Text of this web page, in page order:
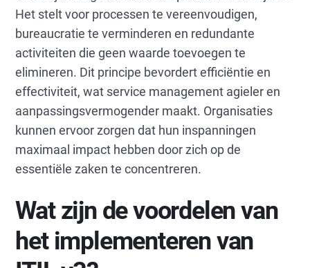
Het stelt voor processen te vereenvoudigen,
bureaucratie te verminderen en redundante
activiteiten die geen waarde toevoegen te
elimineren. Dit principe bevordert efficiëntie en
effectiviteit, wat service management agieler en
aanpassingsvermogender maakt. Organisaties
kunnen ervoor zorgen dat hun inspanningen
maximaal impact hebben door zich op de
essentiële zaken te concentreren.
Wat zijn de voordelen van
het implementeren van